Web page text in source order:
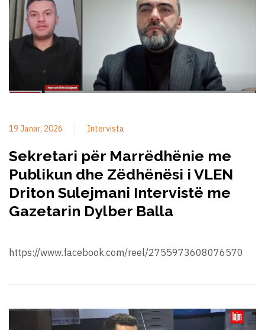
19 Janar, 2026 Intervista
Sekretari për Marrëdhënie me
Publikun dhe Zëdhënësi i VLEN
Driton Sulejmani Intervistë me
Gazetarin Dylber Balla
https://www.facebook.com/reel/2755973608076570